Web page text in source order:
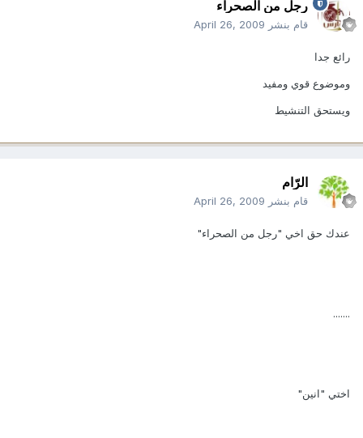
رجل من الصحراء
قام بنشر April 26, 2009
رائع جدا
وموضوع قوي ومفيد
ويستحق التنشيط
الرّام
قام بنشر April 26, 2009
عندك حق اخي "رجل من الصحراء"
.......
اختي "انين"